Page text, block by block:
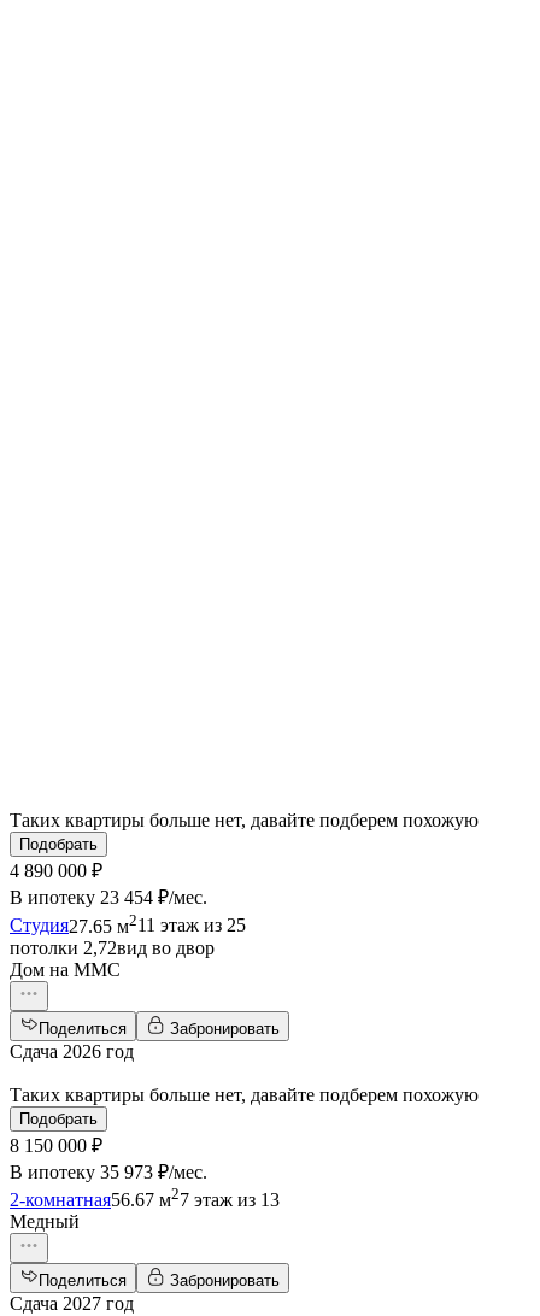
Таких квартиры больше нет, давайте подберем похожую
Подобрать
4 890 000 ₽
В ипотеку 23 454 ₽/мес.
Студия27.65 м211 этаж из 25
потолки 2,72вид во двор
Дом на ММС
Поделиться Забронировать
Сдача 2026 год
Таких квартиры больше нет, давайте подберем похожую
Подобрать
8 150 000 ₽
В ипотеку 35 973 ₽/мес.
2-комнатная56.67 м27 этаж из 13
Медный
Поделиться Забронировать
Сдача 2027 год